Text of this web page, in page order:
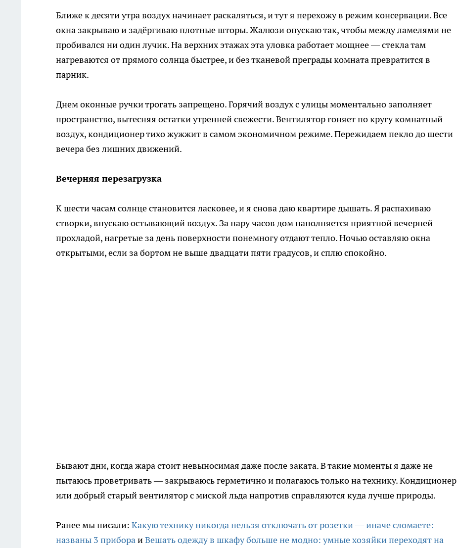
Ближе к десяти утра воздух начинает раскаляться, и тут я перехожу в режим консервации. Все
окна закрываю и задёргиваю плотные шторы. Жалюзи опускаю так, чтобы между ламелями не
пробивался ни один лучик. На верхних этажах эта уловка работает мощнее — стекла там
нагреваются от прямого солнца быстрее, и без тканевой преграды комната превратится в
парник.
Днем оконные ручки трогать запрещено. Горячий воздух с улицы моментально заполняет
пространство, вытесняя остатки утренней свежести. Вентилятор гоняет по кругу комнатный
воздух, кондиционер тихо жужжит в самом экономичном режиме. Пережидаем пекло до шести
вечера без лишних движений.
Вечерняя перезагрузка
К шести часам солнце становится ласковее, и я снова даю квартире дышать. Я распахиваю
створки, впускаю остывающий воздух. За пару часов дом наполняется приятной вечерней
прохладой, нагретые за день поверхности понемногу отдают тепло. Ночью оставляю окна
открытыми, если за бортом не выше двадцати пяти градусов, и сплю спокойно.
Бывают дни, когда жара стоит невыносимая даже после заката. В такие моменты я даже не
пытаюсь проветривать — закрываюсь герметично и полагаюсь только на технику. Кондиционер
или добрый старый вентилятор с миской льда напротив справляются куда лучше природы.
Ранее мы писали: Какую технику никогда нельзя отключать от розетки — иначе сломаете:
названы 3 прибораиВешать одежду в шкафу больше не модно: умные хозяйки переходят на